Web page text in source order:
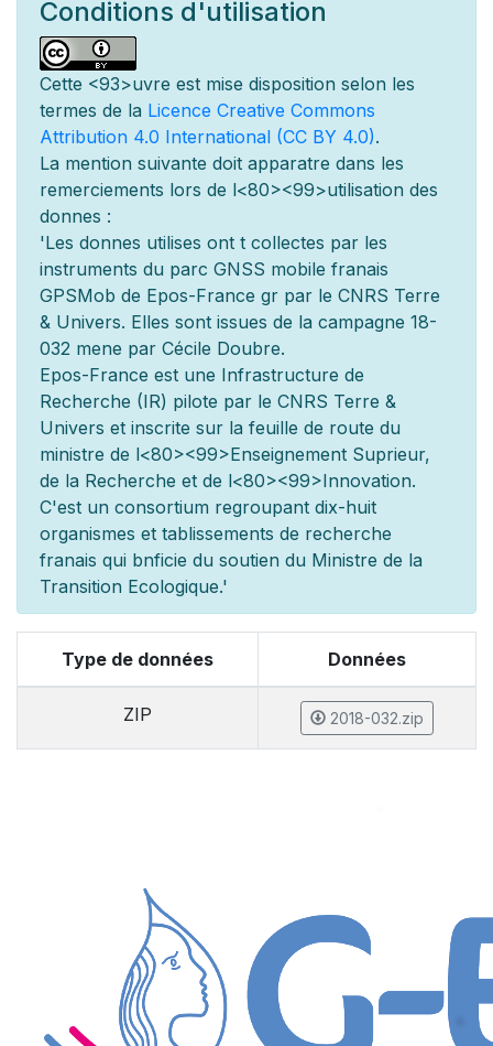
Conditions d'utilisation
Cette <93>uvre est mise disposition selon les
termes de la Licence Creative Commons
Attribution 4.0 International (CC BY 4.0).
La mention suivante doit apparatre dans les
remerciements lors de l<80><99>utilisation des
donnes :
'Les donnes utilises ont t collectes par les
instruments du parc GNSS mobile franais
GPSMob de Epos-France gr par le CNRS Terre
& Univers. Elles sont issues de la campagne 18-
032 mene par Cécile Doubre.
Epos-France est une Infrastructure de
Recherche (IR) pilote par le CNRS Terre &
Univers et inscrite sur la feuille de route du
ministre de l<80><99>Enseignement Suprieur,
de la Recherche et de l<80><99>Innovation.
C'est un consortium regroupant dix-huit
organismes et tablissements de recherche
franais qui bnficie du soutien du Ministre de la
Transition Ecologique.'
Type de données Données
ZIP 2018-032.zip